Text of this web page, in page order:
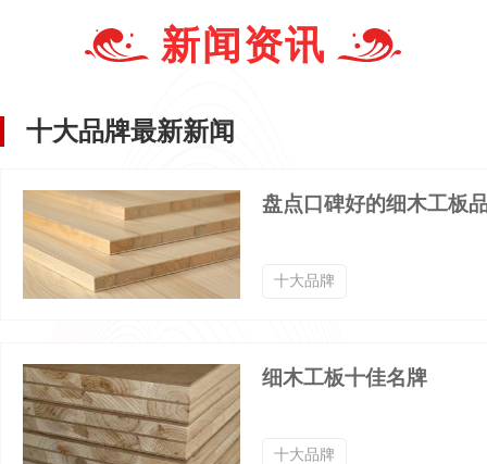
集成板材品牌排行榜 隔板品牌排行榜
金属板材品牌排行榜 冷库板品牌排行榜
聚氨酯保温板品牌排行榜
新闻资讯
十大品牌最新新闻
盘点口碑好的细木工板
十大品牌
细木工板十佳名牌
十大品牌